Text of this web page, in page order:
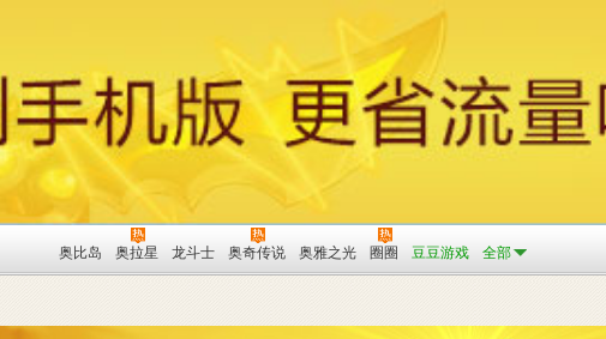
奥比岛 奥拉星 龙斗士 奥奇传说 奥雅之光 圈圈 豆豆游戏 全部